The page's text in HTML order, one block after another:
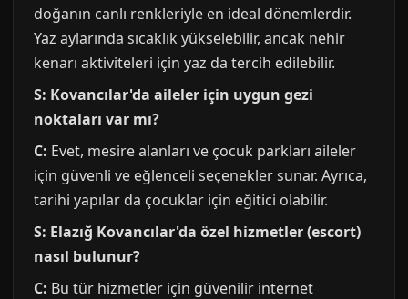
doğanın canlı renkleriyle en ideal dönemlerdir.
Yaz aylarında sıcaklık yükselebilir, ancak nehir
kenarı aktiviteleri için yaz da tercih edilebilir.
S: Kovancılar'da aileler için uygun gezi
noktaları var mı?
C: Evet, mesire alanları ve çocuk parkları aileler
için güvenli ve eğlenceli seçenekler sunar. Ayrıca,
tarihi yapılar da çocuklar için eğitici olabilir.
S: Elazığ Kovancılar'da özel hizmetler (escort)
nasıl bulunur?
C: Bu tür hizmetler için güvenilir internet